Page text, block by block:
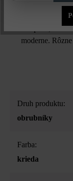
Ak hľadáte
pekný variant v
štiepané,
moderne.
Druh produktu:
obrubníky
Farba:
krieda